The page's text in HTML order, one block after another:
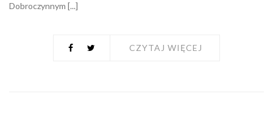
Dobroczynnym [...]
CZYTAJ WIĘCEJ